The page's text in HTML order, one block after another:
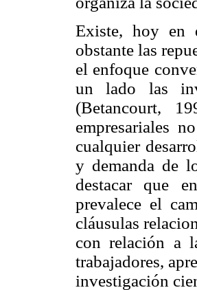
Existe, hoy en
obstante las
el enfoque
un lado las
(Betancourt,
empresariales
cualquier
y demanda de
destacar que
prevalece el
cláusulas
con relación a
trabajadores,
investigación